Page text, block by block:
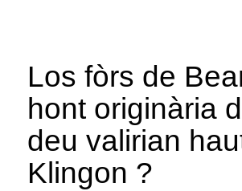
Los fòrs de
hont originària
deu valirian
Klingon ?